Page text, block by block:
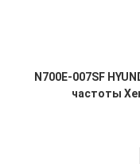
N700E-007SF
частоты